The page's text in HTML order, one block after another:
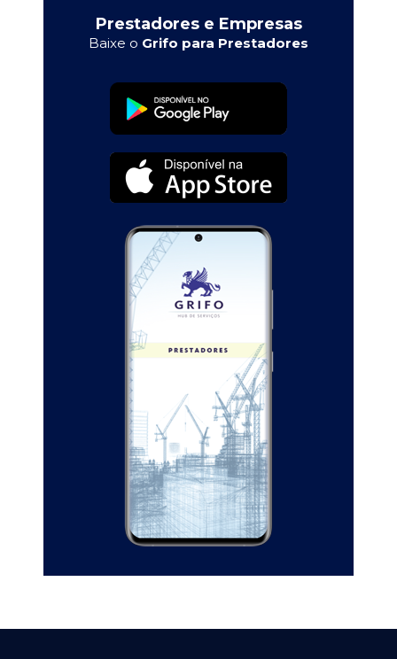
Prestadores e Empresas
Baixe o Grifo para Prestadores